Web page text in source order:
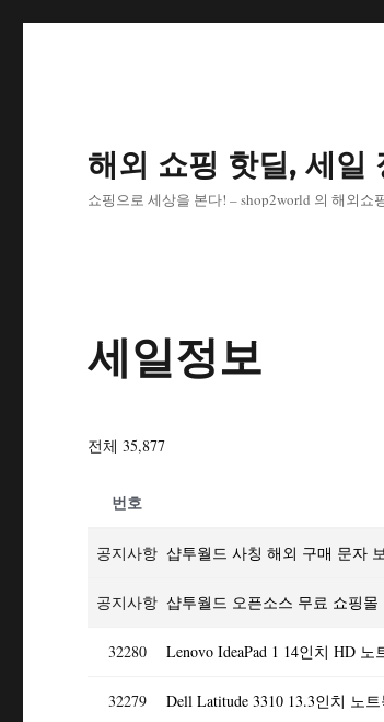
해외 쇼핑 핫딜, 세일
쇼핑으로 세상을 본다! – shop2world 의 해외쇼
세일정보
전체 35,877
번호
공지사항 샵투월드 사칭 해외 구매 문자
공지사항 샵투월드 오픈소스 무료 쇼핑
32280
32279